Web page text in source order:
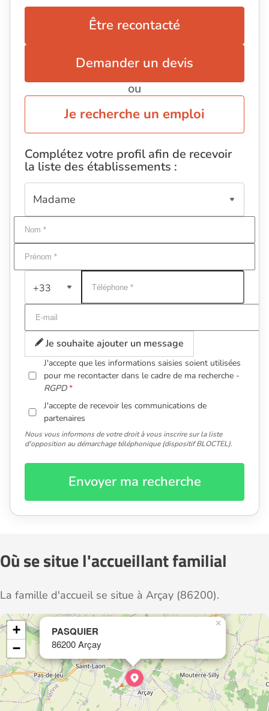
Être recontacté
Demander un devis
ou
Je recherche un emploi
Complétez votre profil afin de recevoir
la liste des établissements :
+33
Je souhaite ajouter un message
J'accepte que les informations saisies soient utilisées
pour me recontacter dans le cadre de ma recherche -
RGPD
J'accepte de recevoir les communications de
partenaires
Nous vous informons de votre droit à vous inscrire sur la liste
d'opposition au démarchage téléphonique (dispositif BLOCTEL).
Envoyer ma recherche
Où se situe l'accueillant familial
La famille d'accueil se situe à Arçay (86200).
PASQUIER
86200 Arçay
×
+
−